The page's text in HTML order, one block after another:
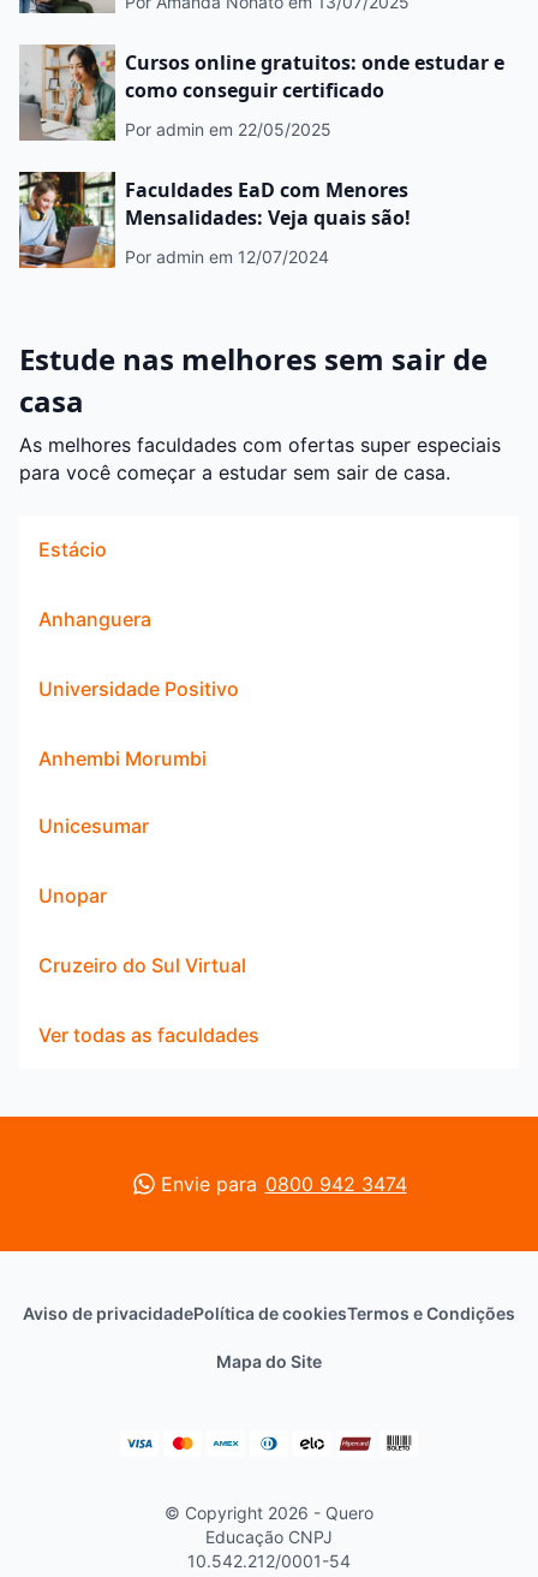
Cursos online gratuitos: onde estudar e
como conseguir certificado
Por admin em 22/05/2025
Faculdades EaD com Menores
Mensalidades: Veja quais são!
Por admin em 12/07/2024
Estude nas melhores sem sair de
casa
As melhores faculdades com ofertas super especiais
para você começar a estudar sem sair de casa.
Estácio
Anhanguera
Universidade Positivo
Anhembi Morumbi
Unicesumar
Unopar
Cruzeiro do Sul Virtual
Ver todas as faculdades
Envie para 0800 942 3474
Aviso de privacidadePolítica de cookiesTermos e Condições
Mapa do Site
© Copyright 2026 - Quero
Educação CNPJ
10.542.212/0001-54